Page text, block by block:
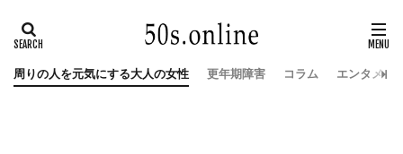
周りの人を元気にする大人の女性 更年期障害 コラム エンタメ